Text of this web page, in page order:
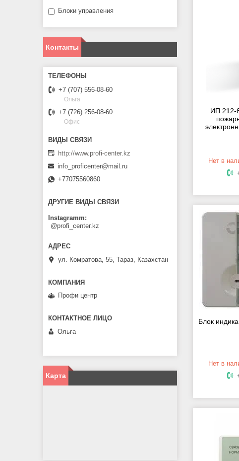
ИП 212-
Нет в
Блок
Нет в
Блоки управления
Контакты
+7 (707) 556-08-60
Ольга
+7 (726) 256-08-60
Офис
http://www.profi-center.kz
info_proficenter@mail.ru
+77075560860
ДРУГИЕ ВИДЫ СВЯЗИ
Instagramm
@profi_center.kz
ул. Комратова, 55, Тараз, Казахстан
Профи центр
Ольга
Карта